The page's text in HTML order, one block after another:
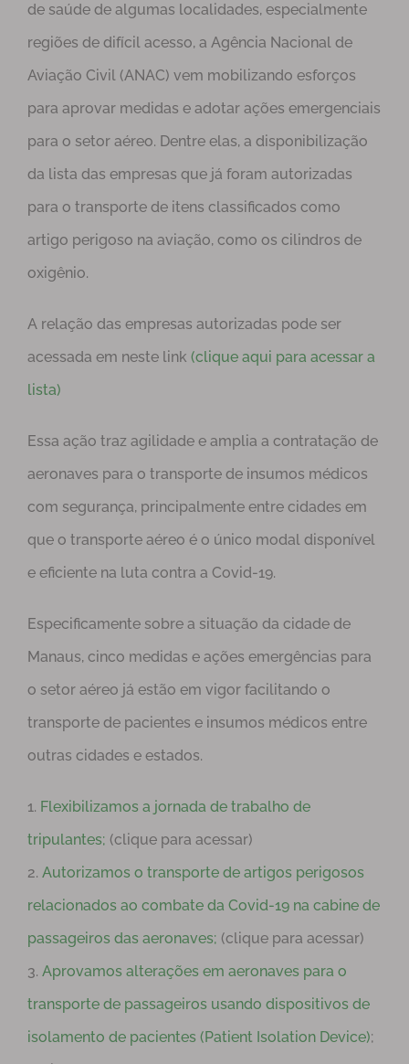
de saúde de algumas localidades, especialmente
regiões de difícil acesso, a Agência Nacional de
Aviação Civil (ANAC) vem mobilizando esforços
para aprovar medidas e adotar ações emergenciais
para o setor aéreo. Dentre elas, a disponibilização
da lista das empresas que já foram autorizadas
para o transporte de itens classificados como
artigo perigoso na aviação, como os cilindros de
oxigênio.
A relação das empresas autorizadas pode ser
acessada em neste link (clique aqui para acessar a
lista)
Essa ação traz agilidade e amplia a contratação de
aeronaves para o transporte de insumos médicos
com segurança, principalmente entre cidades em
que o transporte aéreo é o único modal disponível
e eficiente na luta contra a Covid-19.
Especificamente sobre a situação da cidade de
Manaus, cinco medidas e ações emergências para
o setor aéreo já estão em vigor facilitando o
transporte de pacientes e insumos médicos entre
outras cidades e estados.
1. Flexibilizamos a jornada de trabalho de
tripulantes; (clique para acessar)
2. Autorizamos o transporte de artigos perigosos
relacionados ao combate da Covid-19 na cabine de
passageiros das aeronaves; (clique para acessar)
3. Aprovamos alterações em aeronaves para o
transporte de passageiros usando dispositivos de
isolamento de pacientes (Patient Isolation Device);